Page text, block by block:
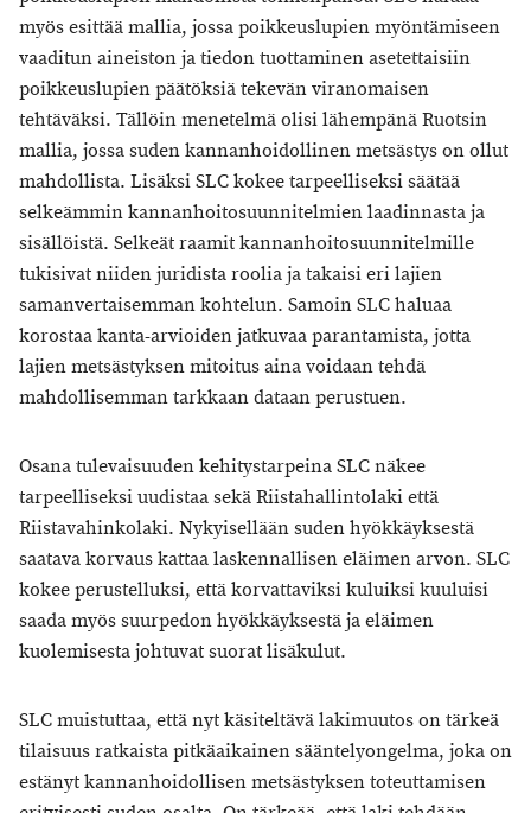
myös esittää mallia, jossa poikkeuslupien myöntämiseen
vaaditun aineiston ja tiedon tuottaminen asetettaisiin
poikkeuslupien päätöksiä tekevän viranomaisen
tehtäväksi. Tällöin menetelmä olisi lähempänä Ruotsin
mallia, jossa suden kannanhoidollinen metsästys on ollut
mahdollista. Lisäksi SLC kokee tarpeelliseksi säätää
selkeämmin kannanhoitosuunnitelmien laadinnasta ja
sisällöistä. Selkeät raamit kannanhoitosuunnitelmille
tukisivat niiden juridista roolia ja takaisi eri lajien
samanvertaisemman kohtelun. Samoin SLC haluaa
korostaa kanta-arvioiden jatkuvaa parantamista, jotta
lajien metsästyksen mitoitus aina voidaan tehdä
mahdollisemman tarkkaan dataan perustuen.
Osana tulevaisuuden kehitystarpeina SLC näkee
tarpeelliseksi uudistaa sekä Riistahallintolaki että
Riistavahinkolaki. Nykyisellään suden hyökkäyksestä
saatava korvaus kattaa laskennallisen eläimen arvon. SLC
kokee perustelluksi, että korvattaviksi kuluiksi kuuluisi
saada myös suurpedon hyökkäyksestä ja eläimen
kuolemisesta johtuvat suorat lisäkulut.
SLC muistuttaa, että nyt käsiteltävä lakimuutos on tärkeä
tilaisuus ratkaista pitkäaikainen sääntelyongelma, joka on
estänyt kannanhoidollisen metsästyksen toteuttamisen